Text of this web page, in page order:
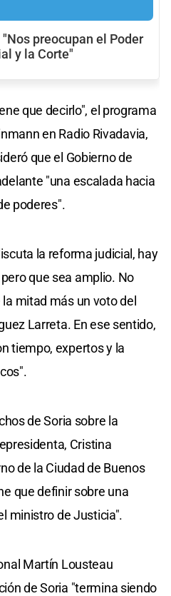
preocupan el Poder
y la Corte"
que decirlo", el programa
en Radio Rivadavia,
que el Gobierno de
"una escalada hacia
poderes".
la reforma judicial, hay
que sea amplio. No
mitad más un voto del
Larreta. En ese sentido,
tiempo, expertos y la
de Soria sobre la
Cristina
de la Ciudad de Buenos
que definir sobre una
ministro de Justicia".
Martín Lousteau
de Soria "termina siendo